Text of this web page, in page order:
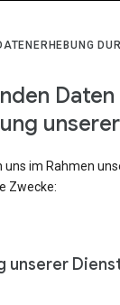
Daten
uns im Rahmen
Zwecke:
unserer